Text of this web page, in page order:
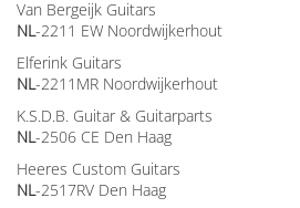
Van Bergeijk Guitars
NL-2211 EW Noordwijkerhout
Elferink Guitars
NL-2211MR Noordwijkerhout
K.S.D.B. Guitar & Guitarparts
NL-2506 CE Den Haag
Heeres Custom Guitars
NL-2517RV Den Haag